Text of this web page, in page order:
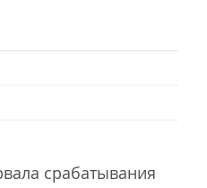
срабатывания